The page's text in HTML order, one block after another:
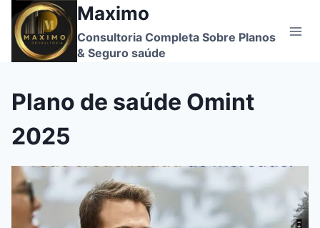
Skip
content
Maximo
Consultoria Completa Sobre Planos
& Seguro saúde
Plano de saúde Omint
2025